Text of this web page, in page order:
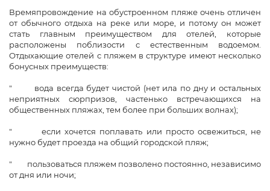
Времяпровождение на обустроенном пляже очень отличен
от обычного отдыха на реке или море, и потому он может
стать главным преимуществом для отелей, которые
расположены поблизости с естественным водоемом.
Отдыхающие отелей с пляжем в структуре имеют несколько
бонусных преимуществ:
" вода всегда будет чистой (нет ила по дну и остальных
неприятных сюрпризов, частенько встречающихся на
общественных пляжах, тем более при больших волнах);
" если хочется поплавать или просто освежиться, не
нужно будет проезда на общий городской пляж;
" пользоваться пляжем позволено постоянно, независимо
от дня или ночи;